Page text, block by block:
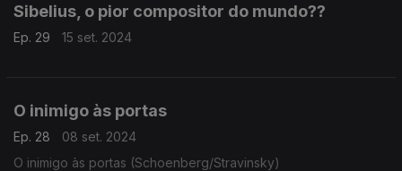
Sibelius, o pior compositor do mundo??
Ep. 29 15 set. 2024
O inimigo às portas
Ep. 28
08 set. 2024
O inimigo às portas (Schoenberg/Stravinsky)